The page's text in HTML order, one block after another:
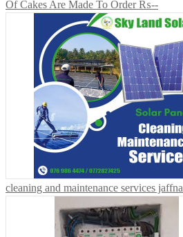
Of Cakes Are Made To Order ₨--
cleaning and maintenance services jaffna